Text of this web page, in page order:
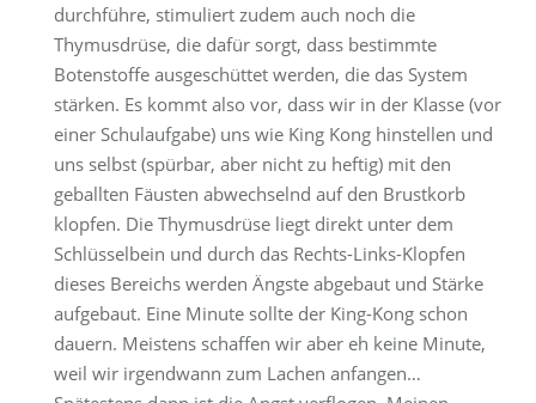
durchführe, stimuliert zudem auch noch die
Thymusdrüse, die dafür sorgt, dass bestimmte
Botenstoffe ausgeschüttet werden, die das System
stärken. Es kommt also vor, dass wir in der Klasse (vor
einer Schulaufgabe) uns wie King Kong hinstellen und
uns selbst (spürbar, aber nicht zu heftig) mit den
geballten Fäusten abwechselnd auf den Brustkorb
klopfen. Die Thymusdrüse liegt direkt unter dem
Schlüsselbein und durch das Rechts-Links-Klopfen
dieses Bereichs werden Ängste abgebaut und Stärke
aufgebaut. Eine Minute sollte der King-Kong schon
dauern. Meistens schaffen wir aber eh keine Minute,
weil wir irgendwann zum Lachen anfangen…